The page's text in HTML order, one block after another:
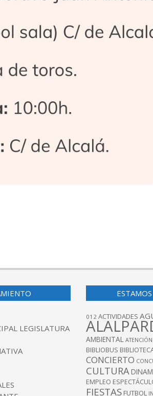
LEGISLATURA
012 ACTIVIDADES
AMBIENTAL ATENCIÓN
BIBLIOBUS
CONCIERTO
CULTURA
EMPLEO
FIESTAS FUTBOL